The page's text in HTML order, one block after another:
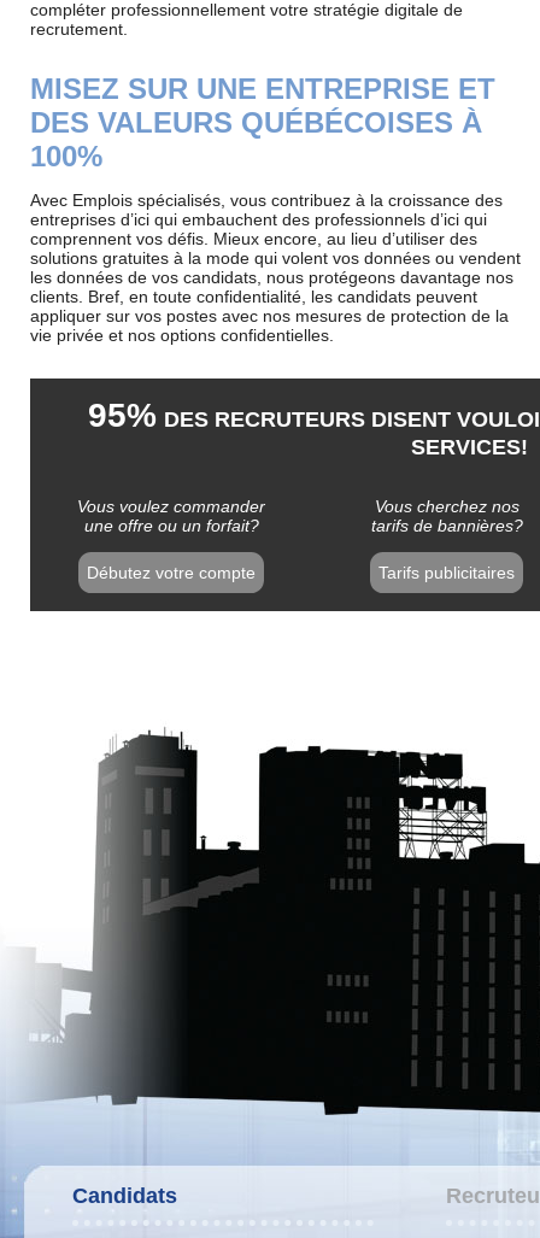
compléter professionnellement votre stratégie digitale de
recrutement.
MISEZ SUR UNE ENTREPRISE ET
DES VALEURS QUÉBÉCOISES À
100%
Avec Emplois spécialisés, vous contribuez à la croissance des
entreprises d’ici qui embauchent des professionnels d’ici qui
comprennent vos défis. Mieux encore, au lieu d’utiliser des
solutions gratuites à la mode qui volent vos données ou vendent
les données de vos candidats, nous protégeons davantage nos
clients. Bref, en toute confidentialité, les candidats peuvent
appliquer sur vos postes avec nos mesures de protection de la
vie privée et nos options confidentielles.
95% DES RECRUTEURS DISENT
SERVICES!
Vous voulez commander
une offre ou un forfait?
Vous cherchez nos
tarifs de bannières?
Candidats